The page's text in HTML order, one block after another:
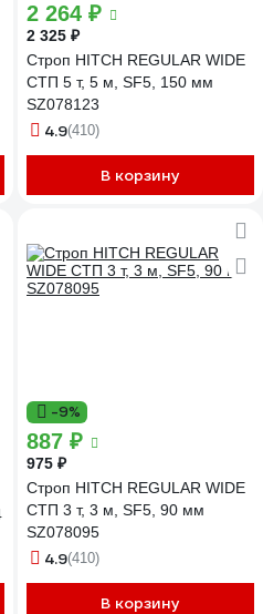
2 264 ₽
2 325 ₽
Строп HITCH REGULAR WIDE
СТП 5 т, 5 м, SF5, 150 мм
SZ078123
4.9(410)
В корзину
-9%
887 ₽
975 ₽
Строп HITCH REGULAR WIDE
СТП 3 т, 3 м, SF5, 90 мм
SZ078095
4.9(410)
В корзину